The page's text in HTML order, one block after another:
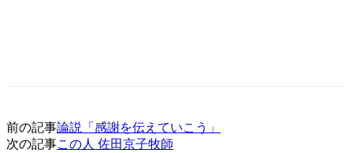
前の記事論説「感謝を伝えていこう」
次の記事この人 佐田京子牧師